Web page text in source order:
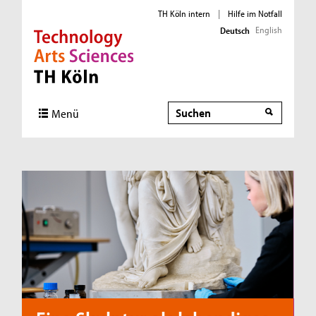
Direkt zur Hauptnavigation
Direkt zum Inhalt
Direkt zum Fußbereich
TH Köln intern |
Hilfe im Notfall
Deutsch English
Menü Suche